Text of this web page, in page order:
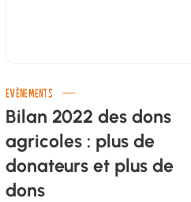
EVÈNEMENTS
Bilan 2022 des dons
agricoles : plus de
donateurs et plus de
dons